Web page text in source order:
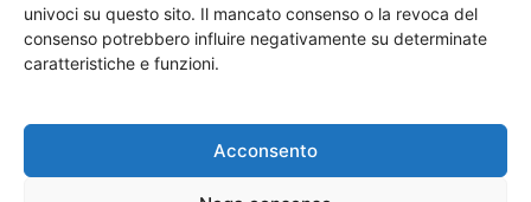
univoci su questo sito. Il mancato consenso o la revoca del
consenso potrebbero influire negativamente su determinate
caratteristiche e funzioni.
Acconsento
Chi siamo I Nostri Clienti
© Copyright 2017 - MilanoEvents.it© managed by